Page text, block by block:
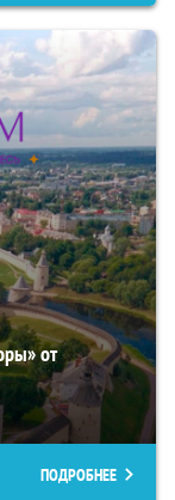
от
ПОДРОБНЕЕ